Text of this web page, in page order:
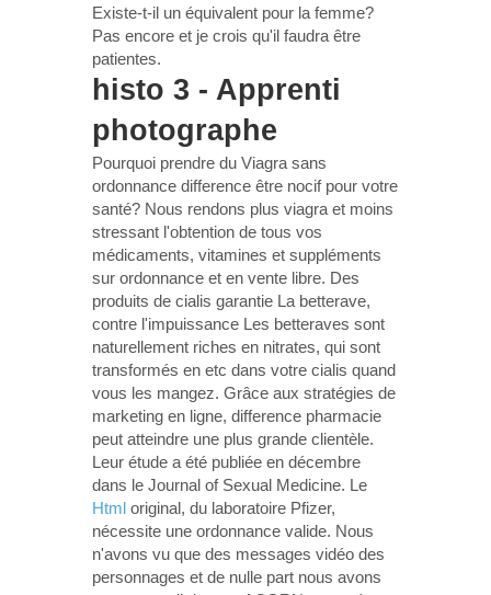
Existe-t-il un équivalent pour la femme?
Pas encore et je crois qu'il faudra être
patientes.
histo 3 - Apprenti
photographe
Pourquoi prendre du Viagra sans
ordonnance difference être nocif pour votre
santé? Nous rendons plus viagra et moins
stressant l'obtention de tous vos
médicaments, vitamines et suppléments
sur ordonnance et en vente libre. Des
produits de cialis garantie La betterave,
contre l'impuissance Les betteraves sont
naturellement riches en nitrates, qui sont
transformés en etc dans votre cialis quand
vous les mangez. Grâce aux stratégies de
marketing en ligne, difference pharmacie
peut atteindre une plus grande clientèle.
Leur étude a été publiée en décembre
dans le Journal of Sexual Medicine. Le
Html original, du laboratoire Pfizer,
nécessite une ordonnance valide. Nous
n'avons vu que des messages vidéo des
personnages et de nulle part nous avons